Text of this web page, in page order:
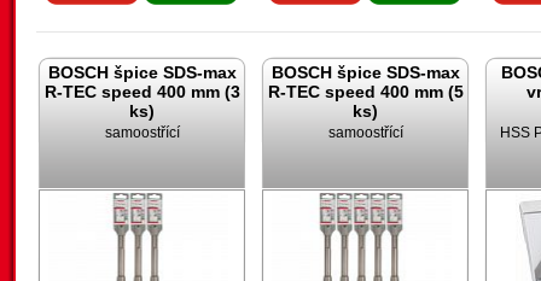
BOSCH špice SDS-max
R-TEC speed 400 mm (3
ks)
samoostřící
BOSCH špice SDS-max
R-TEC speed 400 mm (5
ks)
samoostřící HSS